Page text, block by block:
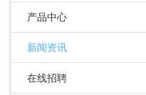
产品中心
新闻资讯
在线招聘